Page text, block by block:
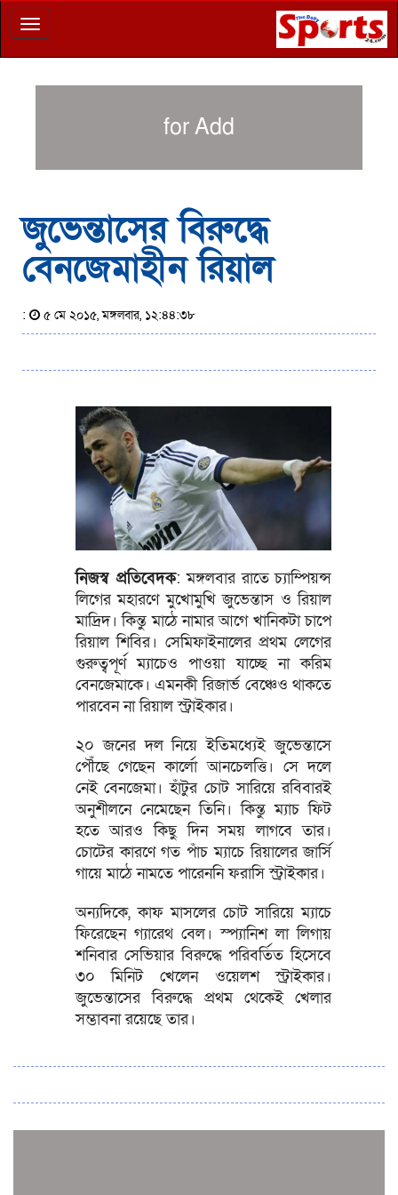
Toggle
navigation
for Add
জুভেন্তাসের বিরুদ্ধে
বেনজেমাহীন রিয়াল
: ৫ মে ২০১৫, মঙ্গলবার, ১২:৪৪:৩৮
নিজস্ব প্রতিবেদক: মঙ্গলবার রাতে চ্যাম্পিয়ন্স
লিগের মহারণে মুখোমুখি জুভেন্তাস ও রিয়াল
মাদ্রিদ। কিন্তু মাঠে নামার আগে খানিকটা চাপে
রিয়াল শিবির। সেমিফাইনালের প্রথম লেগের
গুরুত্বপূর্ণ ম্যাচেও পাওয়া যাচ্ছে না করিম
বেনজেমাকে। এমনকী রিজার্ভ বেঞ্চেও থাকতে
পারবেন না রিয়াল স্ট্রাইকার।
২০ জনের দল নিয়ে ইতিমধ্যেই জুভেন্তাসে
পৌঁছে গেছেন কার্লো আনচেলত্তি। সে দলে
নেই বেনজেমা। হাঁটুর চোট সারিয়ে রবিবারই
অনুশীলনে নেমেছেন তিনি। কিন্তু ম্যাচ ফিট
হতে আরও কিছু দিন সময় লাগবে তার।
চোটের কারণে গত পাঁচ ম্যাচে রিয়ালের জার্সি
গায়ে মাঠে নামতে পারেননি ফরাসি স্ট্রাইকার।
অন্যদিকে, কাফ মাসলের চোট সারিয়ে ম্যাচে
ফিরেছেন গ্যারেথ বেল। স্প্যানিশ লা লিগায়
শনিবার সেভিয়ার বিরুদ্ধে পরিবর্তিত হিসেবে
৩০ মিনিট খেলেন ওয়েলশ স্ট্রাইকার।
জুভেন্তাসের বিরুদ্ধে প্রথম থেকেই খেলার
সম্ভাবনা রয়েছে তার।